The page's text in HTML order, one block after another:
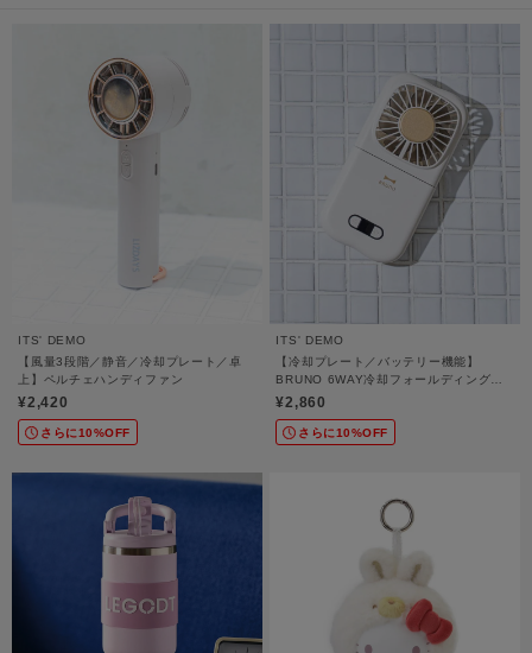
ITS' DEMO
【風量3段階／静音／冷却プレート／卓
上】ペルチェハンディファン
¥2,420
さらに10%OFF
ITS' DEMO
【冷却プレート／バッテリー機能】
BRUNO 6WAY冷却フォールディングフ
ァン
¥2,860
さらに10%OFF